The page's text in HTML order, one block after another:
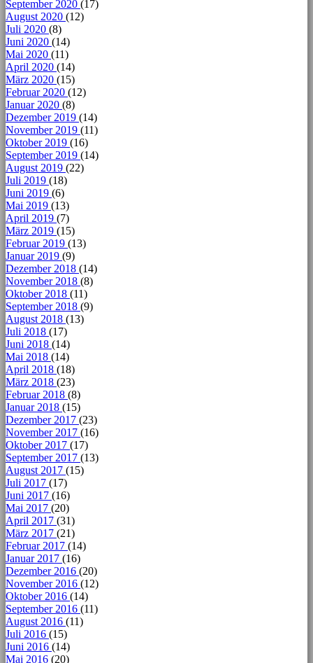
September 2020 (17)
August 2020 (12)
Juli 2020 (8)
Juni 2020 (14)
Mai 2020 (11)
April 2020 (14)
März 2020 (15)
Februar 2020 (12)
Januar 2020 (8)
Dezember 2019 (14)
November 2019 (11)
Oktober 2019 (16)
September 2019 (14)
August 2019 (22)
Juli 2019 (18)
Juni 2019 (6)
Mai 2019 (13)
April 2019 (7)
März 2019 (15)
Februar 2019 (13)
Januar 2019 (9)
Dezember 2018 (14)
November 2018 (8)
Oktober 2018 (11)
September 2018 (9)
August 2018 (13)
Juli 2018 (17)
Juni 2018 (14)
Mai 2018 (14)
April 2018 (18)
März 2018 (23)
Februar 2018 (8)
Januar 2018 (15)
Dezember 2017 (23)
November 2017 (16)
Oktober 2017 (17)
September 2017 (13)
August 2017 (15)
Juli 2017 (17)
Juni 2017 (16)
Mai 2017 (20)
April 2017 (31)
März 2017 (21)
Februar 2017 (14)
Januar 2017 (16)
Dezember 2016 (20)
November 2016 (12)
Oktober 2016 (14)
September 2016 (11)
August 2016 (11)
Juli 2016 (15)
Juni 2016 (14)
Mai 2016 (20)